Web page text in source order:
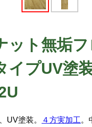
ット無垢
イプUV塗
UV塗装。 ４方実加工。